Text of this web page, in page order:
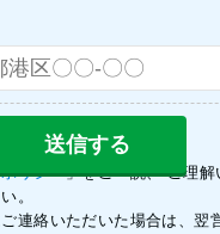
リシー」をご一読、 ご理解
。
連絡いただいた場合は、翌